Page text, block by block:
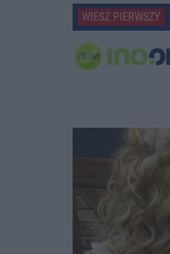
WIESZ PIERWSZY